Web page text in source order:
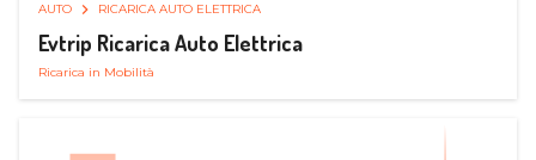
AUTO RICARICA AUTO ELETTRICA
Evtrip Ricarica Auto Elettrica
Ricarica in Mobilità